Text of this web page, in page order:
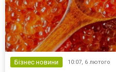
Бізнес новини 10:07, 6 лютого